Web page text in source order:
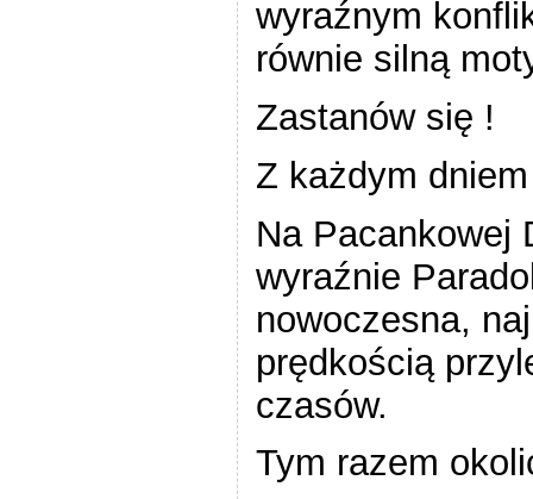
wyraźnym
równie silną
Zastanów się !
Z każdym
Na Pacankowej
wyraźnie
nowoczesna,
prędkością
czasów.
Tym razem